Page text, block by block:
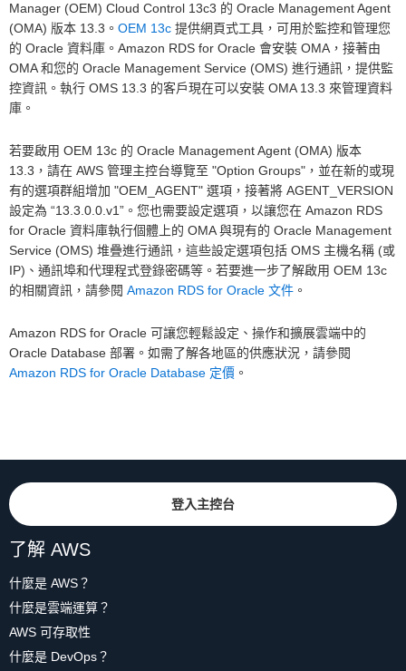
Manager (OEM) Cloud Control 13c3 的 Oracle Management Agent
(OMA) 版本 13.3。 OEM 13c 提供網頁式工具，可用於監控和管理您
的 Oracle 資料庫。Amazon RDS for Oracle 會安裝 OMA，接著由
OMA 和您的 Oracle Management Service (OMS) 進行通訊，提供監
控資訊。執行 OMS 13.3 的客戶現在可以安裝 OMA 13.3 來管理資料
庫。
若要啟用 OEM 13c 的 Oracle Management Agent (OMA) 版本
13.3，請在 AWS 管理主控台導覽至 "Option Groups"，並在新的或現
有的選項群組增加 "OEM_AGENT" 選項，接著將 AGENT_VERSION
設定為 “13.3.0.0.v1”。您也需要設定選項，以讓您在 Amazon RDS
for Oracle 資料庫執行個體上的 OMA 與現有的 Oracle Management
Service (OMS) 堆疊進行通訊，這些設定選項包括 OMS 主機名稱 (或
IP)、通訊埠和代理程式登錄密碼等。若要進一步了解啟用 OEM 13c
的相關資訊，請參閱 Amazon RDS for Oracle 文件 。
Amazon RDS for Oracle 可讓您輕鬆設定、操作和擴展雲端中的
Oracle Database 部署。如需了解各地區的供應狀況，請參閱
Amazon RDS for Oracle Database 定價 。
登入主控台
了解 AWS
什麼是 AWS？
什麼是雲端運算？
AWS 可存取性
什麼是 DevOps？